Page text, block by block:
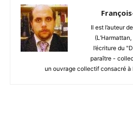
Il est l’auteur
l’écriture du
paraître -
un ouvrage collectif consacré à